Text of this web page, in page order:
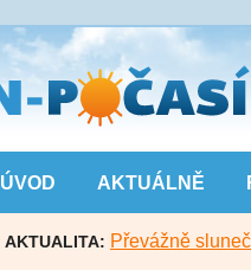
ÚVOD AKTUÁLNĚ
AKTUALITA: Převážně